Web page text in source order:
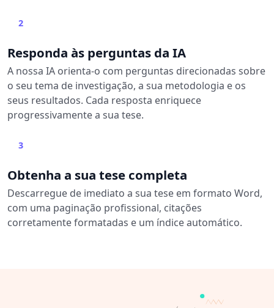
2
Responda às perguntas da IA
A nossa IA orienta-o com perguntas direcionadas sobre
o seu tema de investigação, a sua metodologia e os
seus resultados. Cada resposta enriquece
progressivamente a sua tese.
3
Obtenha a sua tese completa
Descarregue de imediato a sua tese em formato Word,
com uma paginação profissional, citações
corretamente formatadas e um índice automático.